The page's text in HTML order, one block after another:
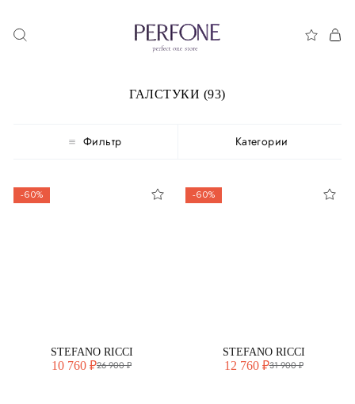
ГАЛСТУКИ (93)
Фильтр Категории
-60%
STEFANO RICCI
10 760 ₽26 900 ₽
-60%
STEFANO RICCI
12 760 ₽31 900 ₽